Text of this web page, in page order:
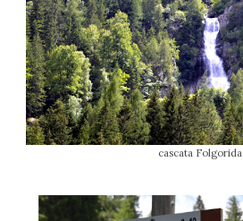
cascata Folgorida